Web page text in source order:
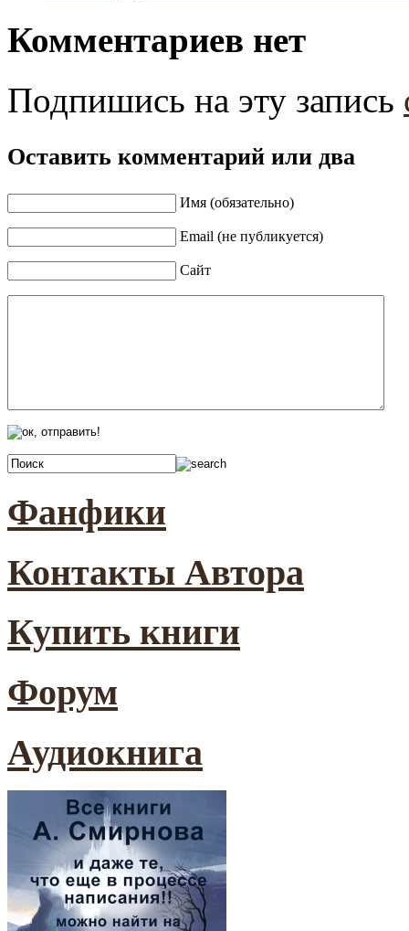
Комментариев нет
Подпишись на эту запись
Оставить комментарий или два
Имя (обязательно)
Email (не публикуется)
Сайт
Фанфики
Контакты Автора
Купить книги
Форум
Аудиокнига